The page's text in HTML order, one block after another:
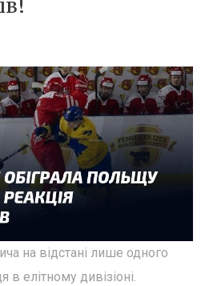
на відстані лише одного
в елітному дивізіоні.